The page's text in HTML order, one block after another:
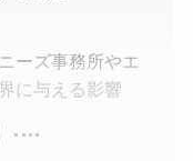
ーズ事務所やエ
に与える影響